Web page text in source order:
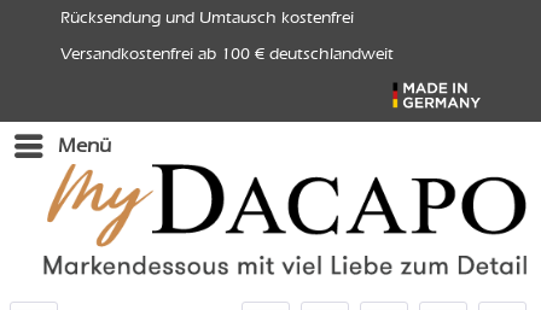
Rücksendung und Umtausch kostenfrei
Versandkostenfrei ab 100 € deutschlandweit
Menü